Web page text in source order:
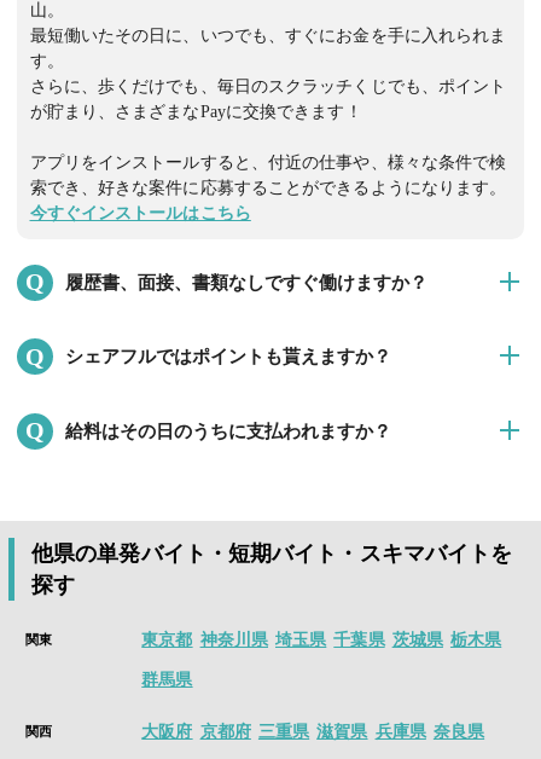
１年中２０℃となっておりますので、とても働きやすい環境で
す！ 💗20代から50代までの幅広い世代が働いています！ 社員も4
名常駐しています。 👦🏻未経験者も大歓迎です👧🏻 皆様のご応
山。
最短働いたその日に、いつでも、すぐにお金を手に入れられま
す。
さらに、歩くだけでも、毎日のスクラッチくじでも、ポイント
が貯まり、さまざまなPayに交換できます！
アプリをインストールすると、付近の仕事や、様々な条件で検
索でき、好きな案件に応募することができるようになります。
今すぐインストールはこちら
Q 履歴書、面接、書類なしですぐ働けますか？
はい。数時間でも、 働きたい時間に、面接・履歴書なしですぐ
に働くことができます！
お願いいたします。
索でき、好きな案件に応募することができるようになります。
今すぐインストールはこちら
Q シェアフルではポイントも貰えますか？
はい。シェアフルでは、歩く、毎日のスクラッチくじ、友達招
待、ミッションなどたくさんの方法でポイントを獲得できま
スキマ時間を価値にかえる単発バイト・短期バイト・スキマバ
イトアプリはシェアフル
Q 給料はその日のうちに支払われますか？
※「即払い可」アイコンが表示されている求人のお仕事で就業
した場合
高時給、人気のアルバイト情報が盛り沢山！
今すぐインストールはこちら
他県の単発バイト・短期バイト・スキマバイトを
探す
関東 東京都 神奈川県 埼玉県 千葉県 茨城県 栃木県
群馬県
関西 大阪府 京都府 三重県 滋賀県 兵庫県 奈良県